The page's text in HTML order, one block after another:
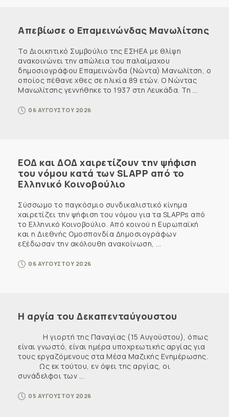
Απεβίωσε ο Επαμεινώνδας Μανωλίτσης
Το Διοικητικό Συμβούλιο της ΕΣΗΕΑ με θλίψη
ανακοινώνει την απώλεια του παλαίμαχου
δημοσιογράφου Επαμεινώνδα (Νώντα) Μανωλίτση, ο
οποίος πέθανε χθες σε ηλικία 89 ετών. Ο Νώντας
Μανωλίτσης γεννήθηκε το 1937 στη Λευκάδα. Τη ...
06 ΑΥΓΟΥΣΤΟΥ 2026
ΕΟΔ και ΔΟΔ χαιρετίζουν την ψήφιση
του νόμου κατά των SLAPP από το
Ελληνικό Κοινοβούλιο
Σύσσωμο το παγκόσμιο συνδικαλιστικό κίνημα
χαιρετίζει την ψήφιση του νόμου για τα SLAPPs από
το Ελληνικό Κοινοβούλιο. Από κοινού η Ευρωπαϊκή
και η Διεθνής Ομοσπονδία Δημοσιογράφων
εξέδωσαν την ακόλουθη ανακοίνωση, ...
06 ΑΥΓΟΥΣΤΟΥ 2026
Η αργία του Δεκαπενταύγουστου
Η γιορτή της Παναγίας (15 Αυγούστου), όπως
είναι γνωστό, είναι ημέρα υποχρεωτικής αργίας για
τους εργαζόμενους στα Μέσα Μαζικής Ενημέρωσης.
Ως εκ τούτου, εν όψει της αργίας, οι
συνάδελφοι των ...
05 ΑΥΓΟΥΣΤΟΥ 2026